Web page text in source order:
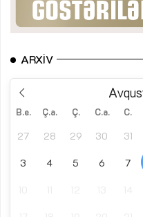
ARXIV
B.e. Ç.a. Ç. C.a. C.
27 28 29 30 31
3 4 5 6 7